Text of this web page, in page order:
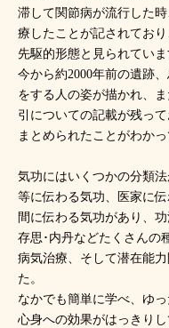
滞して関節病が流行した
療したことが記されてお
先駆的形態と見られていま
今から約2000年前の遺跡
をする人の姿が描かれ、
引についての記載が残っ
まとめられたことがわかっ
気功にはいくつかの分類
等に伝わる気功、医家に
間に伝わる気功があり、
存思･内丹などたくさんの
病気治療、そして潜在能
た。
なかでも簡単に学べ、ゆ
心身への効果がはっきり